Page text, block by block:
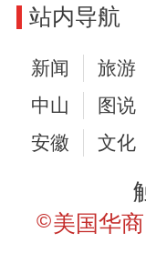
站内导航
新闻 旅游
中山
图说
安徽
文化
©美国华